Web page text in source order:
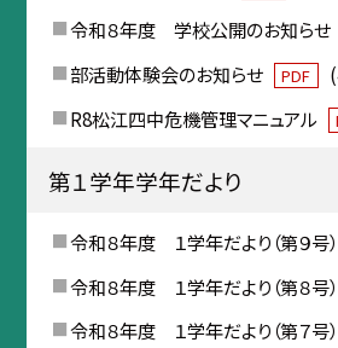
令和８年度 学校公開のお知らせ
部活動体験会のお知らせ
PDF
R8松江四中危機管理マニュアル
第１学年学年だより
令和８年度 １学年だより（第９号）
令和８年度 １学年だより（第８号）
令和８年度 １学年だより（第７号）